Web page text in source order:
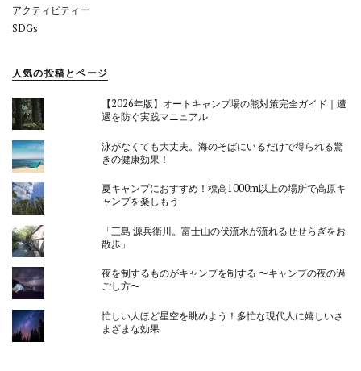
アクティビティー
SDGs
人気の投稿とページ
【2026年版】オートキャンプ場の熊対策完全ガイド｜遭
遇を防ぐ実践マニュアル
泳がなくても大丈夫。海のそばにいるだけで得られる驚
きの健康効果！
夏キャンプにおすすめ！標高1000m以上の場所で高原キ
ャンプを楽しもう
「三島 源兵衛川。富士山の伏流水が流れるせせらぎをお
散歩」
夜を制するものがキャンプを制する 〜キャンプの夜の過
ごし方〜
忙しい人ほど星空を眺めよう！多忙な現代人に嬉しいさ
まざまな効果